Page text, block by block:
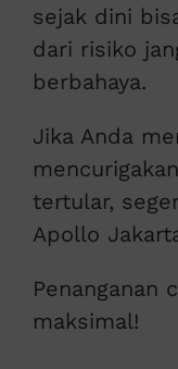
sejak dini
dari risiko
berbahaya.
Jika Anda
tertular,
Apollo
Penanganan
maksimal!